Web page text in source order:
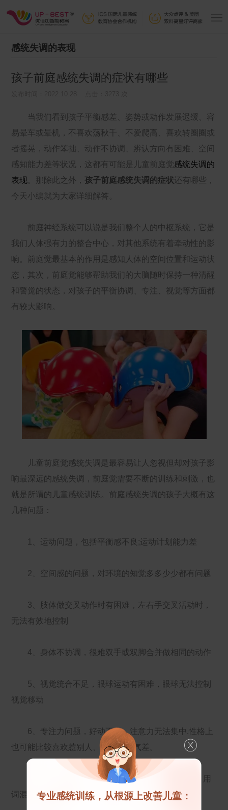
感统失调的表现
孩子前庭感统失调的症状有哪些
当我们看到孩子平衡感差、姿势或动作发展迟缓、容
易晕车或晕机，不喜欢荡秋千、不爱爬高、喜欢转圈圈或
者摇晃，动作笨拙、动作不协调、辨认方向有困难、空间
感知能力差等状况，这都有可能是儿童前庭觉感统失调的
表现 。那除此之外，孩子前庭感统失调的症状还有哪些，
今天小编就为大家详细解答。
前庭神经系统可以说是我们整个人的中枢系统，它是
我们人体强有力的整合中心，对其他系统有着牵动性的影
响。前庭觉最基本的作用是感知人体的空间位置和运动状
态，其次，前庭觉能够帮助我们的大脑随时保持一种清醒
和警觉的状态，对孩子的平衡协调、专注、视觉等方面都
有较大影响。
儿童前庭觉感统失调是最容易让人忽视但却对孩子影
响最深远的感统失调，前庭觉需要不断的训练和刺激，也
就是所谓的儿童感统训练。前庭感统失调的孩子大概有这
几种问题：
1、运动问题，包括平衡感不良;运动计划能力差
2、空间感的问题，对环境的知觉多多少少都有问题
3、肢体做交叉动作时有困难，左右手交叉活动时，
无法有效地控制
4、身体不协调，很难双手或双脚合并做相同的动作
5、视觉统合不足，眼球运动有困难，眼球无法控制
视觉移动
6、专注力问题，好动不安，注意力无法集中.性格上
也可能比较喜欢惹别人、浮躁、脾气差。
7、话多，但是缺乏组织性，喜欢重复别人的话，用
词混淆。专业感统训练，从根源上改善儿童：